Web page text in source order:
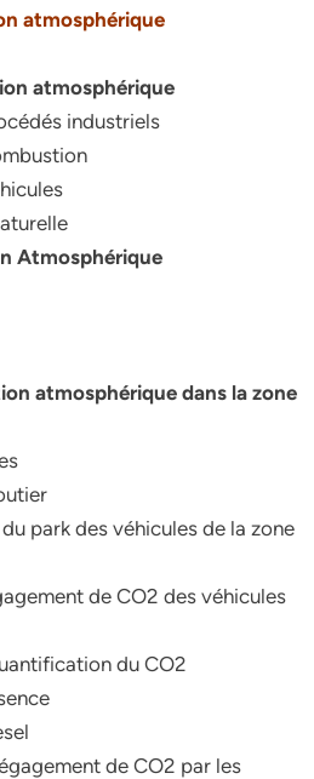
atmosphérique
atmosphérique
industriels
Atmosphérique
atmosphérique dans la zone
park des véhicules de la zone
de CO2 des véhicules
du CO2
de CO2 par les